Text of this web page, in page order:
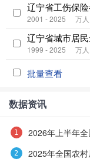
辽宁省工伤保
2001 - 2025 万人
辽宁省城市居
1999 - 2025 万人
批量查看
数据资讯
2026年上半年
2025年全国农